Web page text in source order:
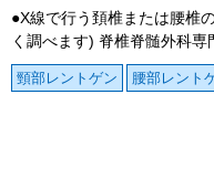
●X線で行う頚椎または腰椎
く調べます) 脊椎脊髄外科専
頸部レントゲン 腰部レント